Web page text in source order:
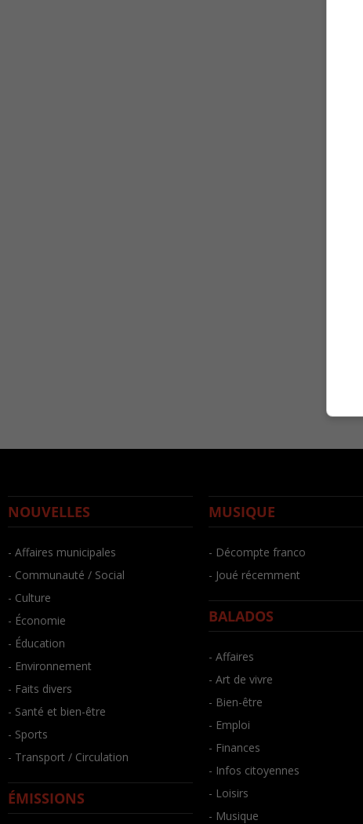
NOUVELLES
- Affaires municipales
- Communauté / Social
- Culture
- Économie
- Éducation
- Environnement
- Faits divers
- Santé et bien-être
- Sports
- Transport / Circulation
ÉMISSIONS
MUSIQUE
- Décompte franco
- Joué récemment
BALADOS
- Affaires
- Art de vivre
- Bien-être
- Emploi
- Finances
- Infos citoyennes
- Loisirs
- Musique